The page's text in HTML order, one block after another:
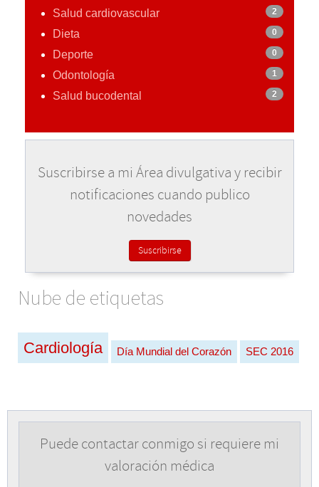
Salud cardiovascular 2
Dieta 0
Deporte 0
Odontología 1
Salud bucodental 2
Suscribirse a mi Área divulgativa y recibir
notificaciones cuando publico
novedades
Suscribirse
Nube de etiquetas
Cardiología Día Mundial del Corazón SEC 2016
Puede contactar conmigo si requiere mi
valoración médica